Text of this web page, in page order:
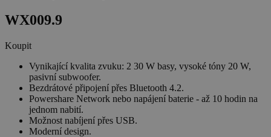
WX009.9
Koupit
Vynikající kvalita zvuku: 2 30 W basy, vysoké tóny 20 W,
pasivní subwoofer.
Bezdrátové připojení přes Bluetooth 4.2.
Powershare Network nebo napájení baterie - až 10 hodin na
jednom nabití.
Možnost nabíjení přes USB.
Moderní design.